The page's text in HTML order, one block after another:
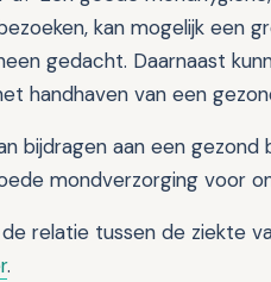
kan mogelijk een
gedacht. Daarnaast
handhaven van een
bijdragen aan een
mondverzorging voor
relatie tussen de ziekte
.